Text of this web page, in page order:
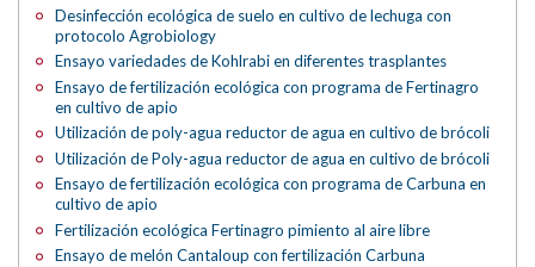
Desinfección ecológica de suelo en cultivo de lechuga con
protocolo Agrobiology
Ensayo variedades de Kohlrabi en diferentes trasplantes
Ensayo de fertilización ecológica con programa de Fertinagro
en cultivo de apio
Utilización de poly-agua reductor de agua en cultivo de brócoli
Utilización de Poly-agua reductor de agua en cultivo de brócoli
Ensayo de fertilización ecológica con programa de Carbuna en
cultivo de apio
Fertilización ecológica Fertinagro pimiento al aire libre
Ensayo de melón Cantaloup con fertilización Carbuna